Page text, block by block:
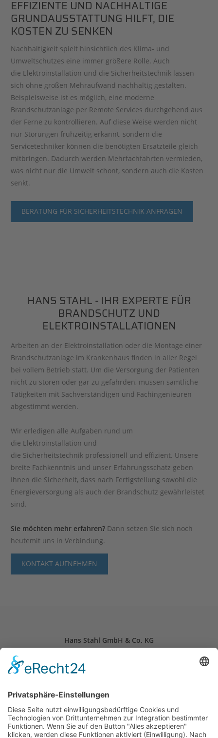
EFFIZIENTE UND NACHHALTIGE
GRUNDAUSSTATTUNG HILFT, DIE
KOSTEN ZU SENKEN
Nachhaltigkeit spielt hinsichtlich des Klima- und
Umweltschutzes eine immer größere Rolle. Auch
die Elektroinstallation und die Sicherheitstechnik lassen
sich ohne großen Mehraufwand nachhaltig gestalten.
Beispielsweise ist es möglich, eine moderne
Brandschutzanlage per Remote Services durchgehend aus
der Ferne zu kontrollieren. Auf diese Weise werden nicht
nur Störungen frühzeitig erkannt, sondern die
Servicetechniker können die benötigten Ersatzteile gleich
mitbringen. Dadurch werden Mehrfachfahrten vermieden,
was nicht nur die Umwelt schont, sondern auch die Kosten
senkt.
BERATUNG FÜR SICHERHEITSTECHNIK ANFRAGEN
HANS STAHL - IHR EXPERTE FÜR
BRANDSCHUTZ UND
ELEKTROINSTALLATIONEN
Arbeiten an der Elektroinstallation oder die Montage einer
Brandschutzanlage im Krankenhaus finden in aller Regel
bei vollem Betrieb statt. Um die Versorgung der Patienten
nicht zu stören oder gar zu gefährden, müssen sämtliche
Tätigkeiten mit Sachverständigen und Fachingenieuren
abgestimmt werden.
Wir erledigen alle Aufgaben rund um
die Elektroinstallation und
die Sicherheitstechnik professionell und effizient. Unsere
breite Fachkenntnis und unser Erfahrungsschatz geben
Ihnen die Sicherheit, dass nach Fertigstellung sowohl die
Energieversorgung als auch der Brandschutz gewährleistet
sind.
Sie möchten mehr erfahren? Dann setzen Sie sich noch
heutemit uns in Verbindung.
KONTAKT AUFNEHMEN
Hans Stahl GmbH & Co. KG
59494 Soest, Deutschland
24-Stunden-Notdienst: +49 (0) 2921 – 96 96 0
info(at)stahl-soest.de
Folgen Sie uns